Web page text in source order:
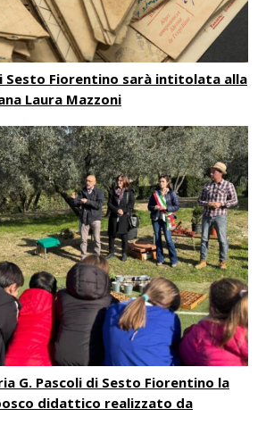
Sesto Fiorentino sarà intitolata alla
Laura Mazzoni
G. Pascoli di Sesto Fiorentino la
didattico realizzato da